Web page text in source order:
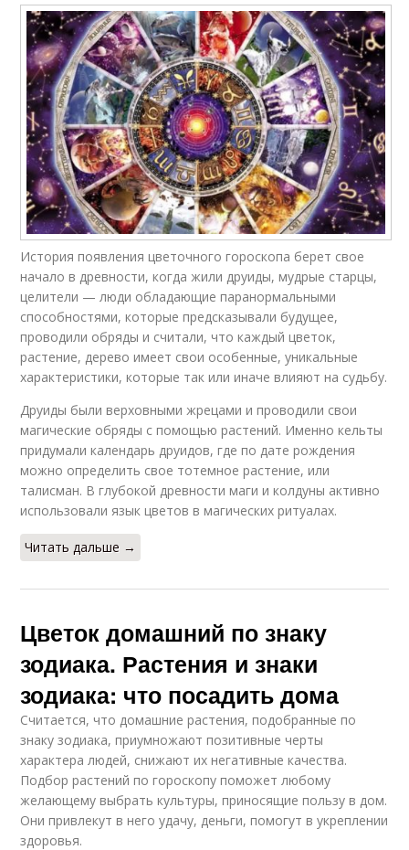
История появления цветочного гороскопа берет свое
начало в древности, когда жили друиды, мудрые старцы,
целители — люди обладающие паранормальными
способностями, которые предсказывали будущее,
проводили обряды и считали, что каждый цветок,
растение, дерево имеет свои особенные, уникальные
характеристики, которые так или иначе влияют на судьбу.
Друиды были верховными жрецами и проводили свои
магические обряды с помощью растений. Именно кельты
придумали календарь друидов, где по дате рождения
можно определить свое тотемное растение, или
талисман. В глубокой древности маги и колдуны активно
использовали язык цветов в магических ритуалах.
Читать дальше →
Цветок домашний по знаку
зодиака. Растения и знаки
зодиака: что посадить дома
Считается, что домашние растения, подобранные по
знаку зодиака, приумножают позитивные черты
характера людей, снижают их негативные качества.
Подбор растений по гороскопу поможет любому
желающему выбрать культуры, приносящие пользу в дом.
Они привлекут в него удачу, деньги, помогут в укреплении
здоровья.